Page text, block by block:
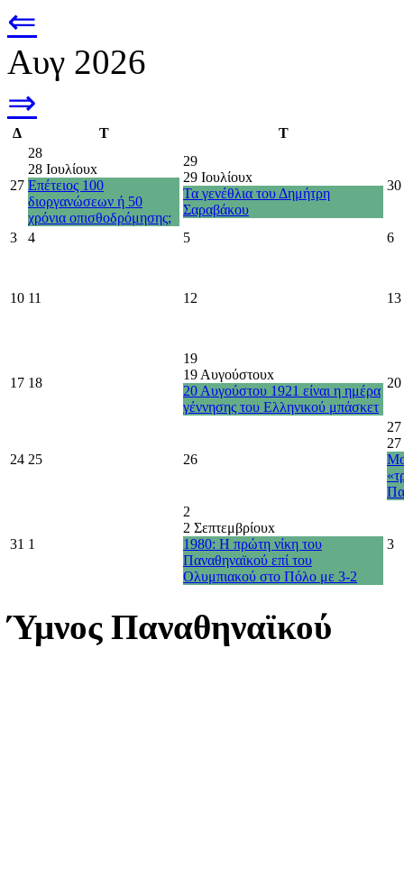
⇐
Αυγ 2026
⇒
Δ Τ Τ
27
28
28 Ιουλίουx
Επέτειος 100
διοργανώσεων ή 50
χρόνια οπισθοδρόμησης;
29
29 Ιουλίουx
Τα γενέθλια του Δημήτρη
Σαραβάκου
30
3 4 5 6
10 11 12 13
17 18
19
19 Αυγούστουx
20 Αυγούστου 1921 είναι η ημέρα
γέννησης του Ελληνικού μπάσκετ
20
24 25 26
27
31 1
2
2 Σεπτεμβρίουx
1980: Η πρώτη νίκη του
Παναθηναϊκού επί του
Ολυμπιακού στο Πόλο με 3-2
3
Ύμνος Παναθηναϊκού